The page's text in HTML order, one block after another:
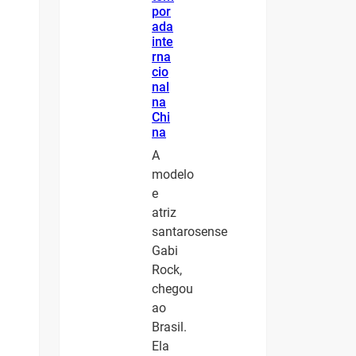
por
ada
inte
rna
cio
nal
na
Chi
na
A
modelo
e
atriz
santarosense
Gabi
Rock,
chegou
ao
Brasil.
Ela